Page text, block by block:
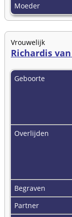
Moeder
Vrouwelijk
Richardis
Geboorte
Overlijden
Begraven
Partner